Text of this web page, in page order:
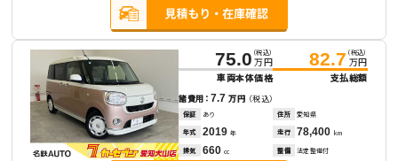
75.0 （税込）
万円
車両本体価格
82.7 （税込）
万円
支払総額
諸費用：7.7万円 （税込）
保証 あり 住所 愛知県
年式 2019 年 走行 78,400 km
排気 660 cc 整備 法定整備付